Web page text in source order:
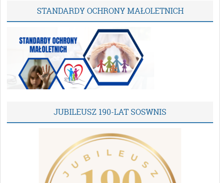
STANDARDY OCHRONY MAŁOLETNICH
JUBILEUSZ 190-LAT SOSWNIS